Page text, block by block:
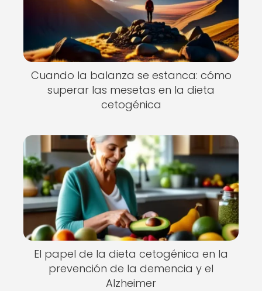
Cuando la balanza se estanca: cómo
superar las mesetas en la dieta
cetogénica
El papel de la dieta cetogénica en la
prevención de la demencia y el
Alzheimer